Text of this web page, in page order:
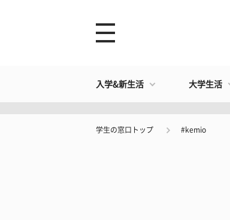
入学&新生活 大学生活
学生の窓口トップ #kemio